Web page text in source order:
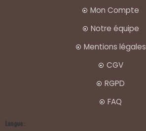
Mon Compte
Notre équipe
Mentions légales
CGV
RGPD
FAQ
Langue :